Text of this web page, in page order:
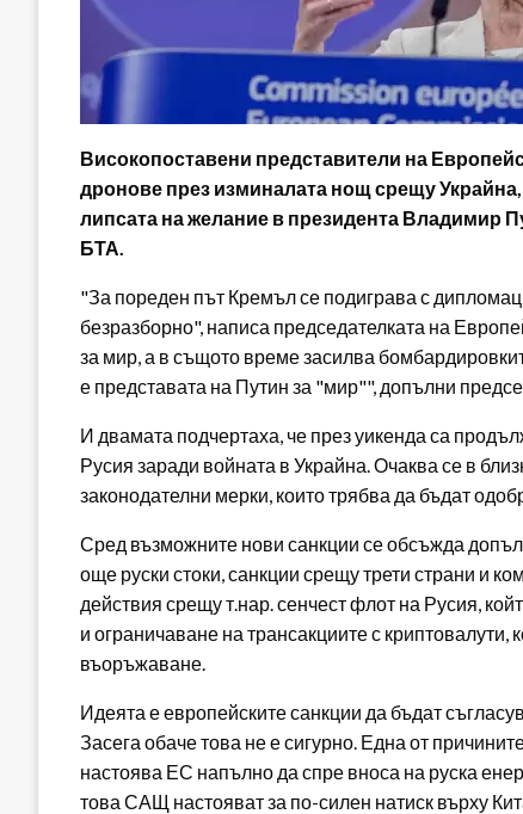
Високопоставени представители на
дронове през изминалата нощ срещу
липсата на желание в президента Владимир
БТА.
"За пореден път Кремъл се подиграва с
безразборно", написа председателката на
за мир, а в същото време засилва
е представата на Путин за "мир"", допълни
И двамата подчертаха, че през уикенда са
Русия заради войната в Украйна. Очаква се в
законодателни мерки, които трябва да бъдат
Сред възможните нови санкции се обсъжда
още руски стоки, санкции срещу трети страни и
действия срещу т.нар. сенчест флот на Русия,
и ограничаване на трансакциите с
въоръжаване.
Идеята е европейските санкции да бъдат
Засега обаче това не е сигурно. Една от
настоява ЕС напълно да спре вноса на руска
това САЩ настояват за по-силен натиск върху